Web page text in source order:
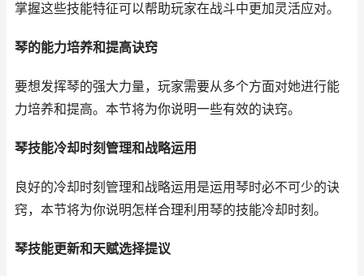
掌握这些技能特征可以帮助玩家在战斗中更加灵活应对。
琴的能力培养和提高诀窍
要想发挥琴的强大力量，玩家需要从多个方面对她进行能
力培养和提高。本节将为你说明一些有效的诀窍。
琴技能冷却时刻管理和战略运用
良好的冷却时刻管理和战略运用是运用琴时必不可少的诀
窍，本节将为你说明怎样合理利用琴的技能冷却时刻。
琴技能更新和天赋选择提议